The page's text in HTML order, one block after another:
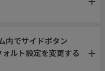
内でサイドボタン
ォルト設定を変更する